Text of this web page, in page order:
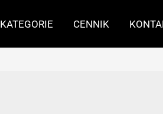
KATEGORIE CENNIK